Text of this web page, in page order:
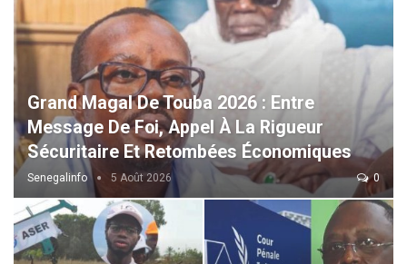
Grand Magal De Touba 2026 : Entre
Message De Foi, Appel À La Rigueur
Sécuritaire Et Retombées Économiques
Senegalinfo 5 Août 2026 0